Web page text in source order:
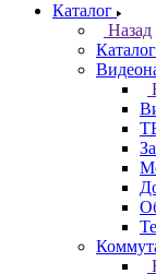
Каталог
Назад
Каталог